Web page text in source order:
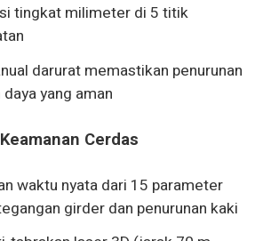
tingkat milimeter di 5 titik
darurat memastikan penurunan
yang aman
Cerdas
waktu nyata dari 15 parameter
girder dan penurunan kaki